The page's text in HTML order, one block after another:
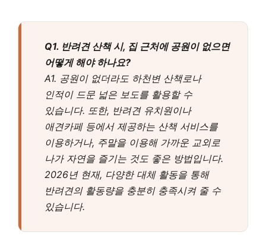
Q1. 반려견 산책 시, 집 근처에 공원이 없으면
어떻게 해야 하나요?
A1. 공원이 없더라도 하천변 산책로나
인적이 드문 넓은 보도를 활용할 수
있습니다. 또한, 반려견 유치원이나
애견카페 등에서 제공하는 산책 서비스를
이용하거나, 주말을 이용해 가까운 교외로
나가 자연을 즐기는 것도 좋은 방법입니다.
2026년 현재, 다양한 대체 활동을 통해
반려견의 활동량을 충분히 충족시켜 줄 수
있습니다.